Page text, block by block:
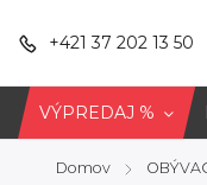
+421 37 202 13 50
VÝPREDAJ %
Domov /